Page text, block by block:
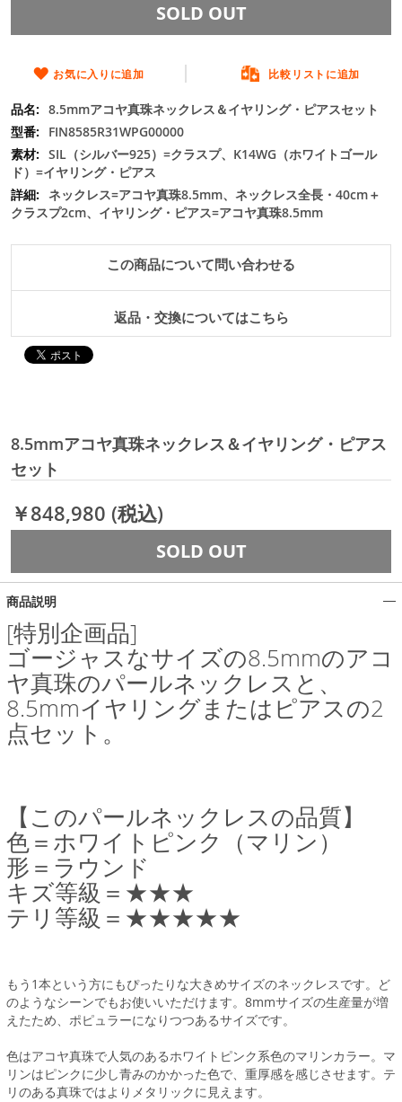
リ
初
に
移
動
す
る
SOLD OUT
お気に入りに追加 比較リストに追加
8.5mmアコヤ真珠ネックレス＆イヤリング・ピアスセット
FIN8585R31WPG00000
SIL（シルバー925）=クラスプ、K14WG（ホワイトゴール
ド）=イヤリング・ピアス
ネックレス=アコヤ真珠8.5mm、ネックレス全長・40cm＋
クラスプ2cm、イヤリング・ピアス=アコヤ真珠8.5mm
この商品について問い合わせる
返品・交換についてはこちら
8.5mmアコヤ真珠ネックレス＆イヤリング・ピアス
セット
￥848,980 (税込)
SOLD OUT
商品説明
[特別企画品]
ゴージャスなサイズの8.5mmのアコ
ヤ真珠のパールネックレスと、
8.5mmイヤリングまたはピアスの2
点セット。
【このパールネックレスの品質】
色＝ホワイトピンク（マリン）
形＝ラウンド
キズ等級＝★★★
テリ等級＝★★★★★
もう1本という方にもぴったりな大きめサイズのネックレスです。ど
のようなシーンでもお使いいただけます。8mmサイズの生産量が増
えたため、ポピュラーになりつつあるサイズです。
色はアコヤ真珠で人気のあるホワイトピンク系色のマリンカラー。マ
リンはピンクに少し青みのかかった色で、重厚感を感じさせます。テ
リのある真珠ではよりメタリックに見えます。